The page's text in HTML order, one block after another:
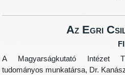
Az
A Magyarságkutató
tudományos